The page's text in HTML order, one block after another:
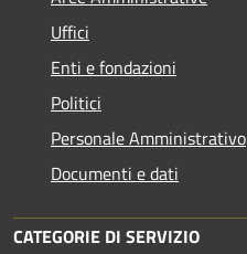
Uffici
Enti e fondazioni
Politici
Personale Amministrativo
Documenti e dati
CATEGORIE DI SERVIZIO